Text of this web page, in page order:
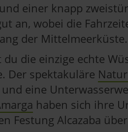
und einer knapp
an, wobei die
der Mittelmeerküste.
die einzige echte
Der spektakuläre
eine
haben sich ihre
Festung Alcazaba